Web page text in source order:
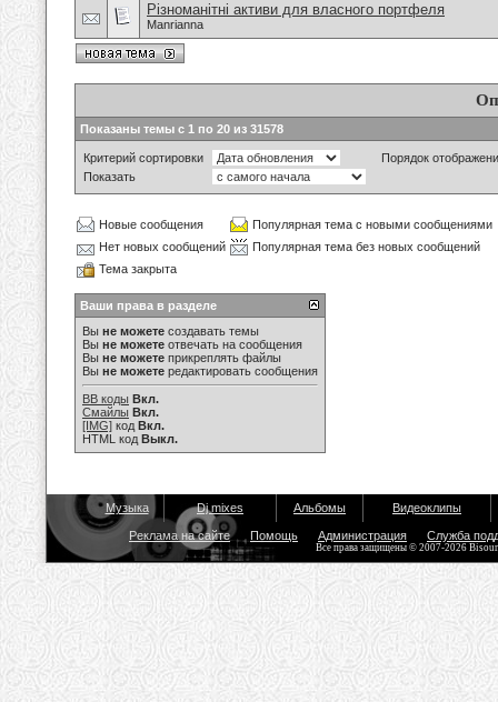
Різноманітні активи для власного портфеля
Manrianna
Показаны темы с 1 по 20 из 31578
Критерий сортировки
Порядок
Показать
Новые сообщения
Популярная тема с новыми сообщениями
Нет новых сообщений
Популярная тема без новых сообщений
Тема закрыта
Ваши права в разделе
Вы не можете создавать темы
Вы не можете отвечать на сообщения
Вы не можете прикреплять файлы
Вы не можете редактировать сообщения
BB коды Вкл.
Смайлы Вкл.
[IMG] код Вкл.
HTML код Выкл.
Музыка Dj mixes Альбомы Видеоклипы
Реклама на сайте Помощь Администрация Служба
Все права защищены © 2007-2026